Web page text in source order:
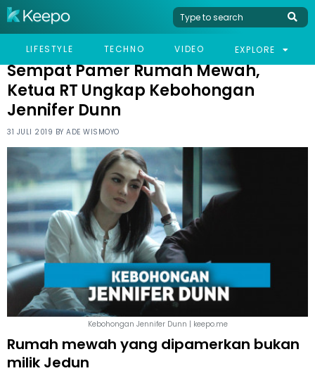
LIFESTYLE TECHNO VIDEO EXPLORE
HOME CELEB
SEMPAT PAMER RUMAH MEWAH, KETUA RT UNGKAP KEBOHONGAN
Sempat Pamer Rumah Mewah,
Ketua RT Ungkap Kebohongan
Jennifer Dunn
31 JULI 2019 BY ADE WISMOYO
Kebohongan Jennifer Dunn | keepo.me
Rumah mewah yang dipamerkan bukan
milik Jedun